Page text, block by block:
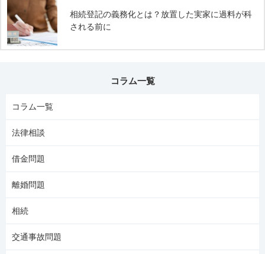
相続登記の義務化とは？放置した実家に過料が科
される前に
コラム一覧
コラム一覧
法律相談
借金問題
離婚問題
相続
交通事故問題